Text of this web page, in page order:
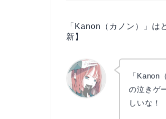
「Kanon（カノン）」
新】
「Kanon
の泣きゲ
しいな！